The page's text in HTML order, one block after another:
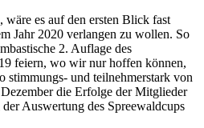
es auf den ersten Blick fast
Jahr 2020 verlangen zu wollen. So
2. Auflage des
feiern, wo wir nur hoffen können,
stimmungs- und teilnehmerstark von
die Erfolge der Mitglieder
Auswertung des Spreewaldcups